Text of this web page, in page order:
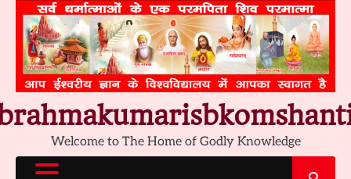
content
Welcome to The Home of Godly Knowledge